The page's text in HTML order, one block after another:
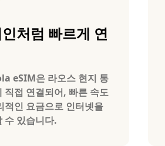
처럼 빠르게 연
eSIM은 라오스 현지 통
직접 연결되어, 빠른 속도
적인 요금으로 인터넷을
수 있습니다.